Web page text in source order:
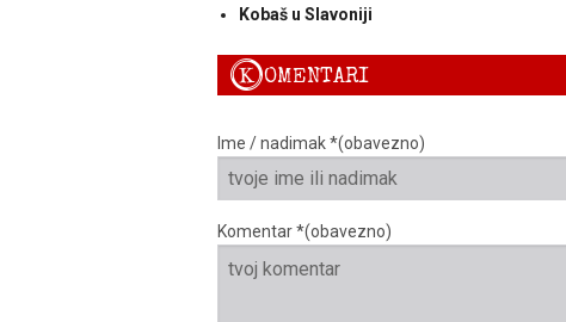
Kobaš u Slavoniji
KOMENTARI
Ime / nadimak *(obavezno)
Komentar *(obavezno)